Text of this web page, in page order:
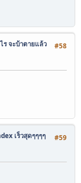
#58
ร จะบ้าตายแล้ว
#59
เร็วสุดๆๆๆๆ